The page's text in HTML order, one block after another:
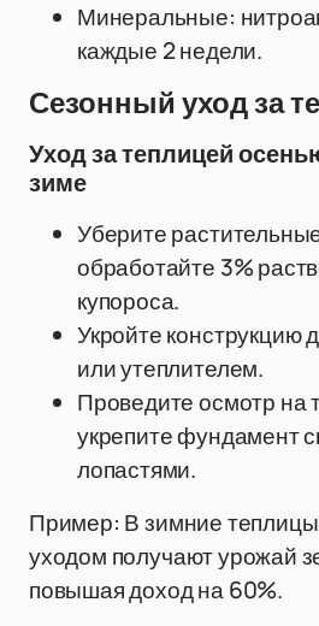
Минеральные:
каждые 2 недели.
Сезонный уход за
Уход за теплицей
зиме
Уберите
обработайте 3%
купороса.
Укройте конструкцию
или утеплителем.
Проведите осмотр на
укрепите фундамент
лопастями.
Пример: В зимние
уходом получают урожай
повышая доход на 60%.